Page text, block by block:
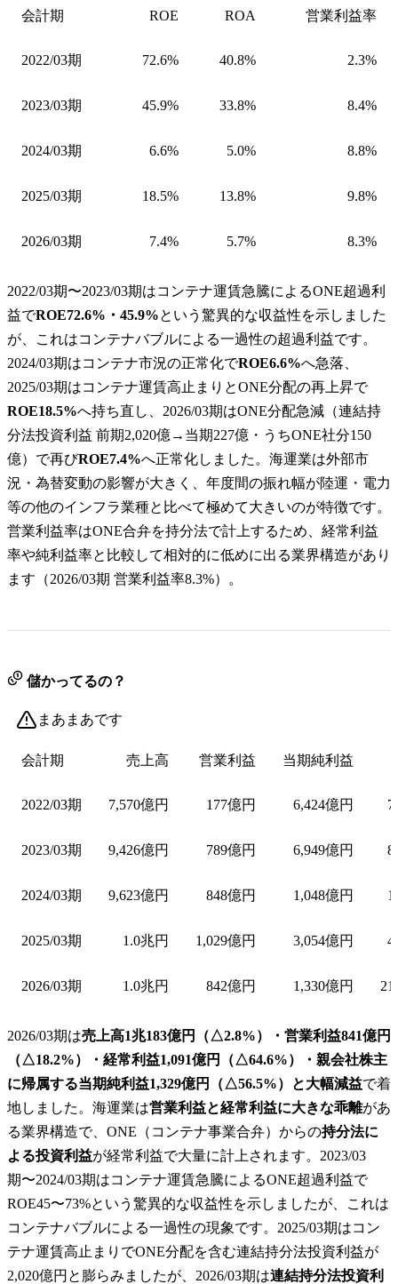
会計期 ROE ROA 営業利益率
2022/03期 72.6% 40.8% 2.3%
2023/03期 45.9% 33.8% 8.4%
2024/03期 6.6% 5.0% 8.8%
2025/03期 18.5% 13.8% 9.8%
2026/03期 7.4% 5.7% 8.3%
2022/03期〜2023/03期はコンテナ運賃急騰によるONE超過利
益でROE72.6%・45.9%という驚異的な収益性を示しました
が、これはコンテナバブルによる一過性の超過利益です。
2024/03期はコンテナ市況の正常化でROE6.6%へ急落、
2025/03期はコンテナ運賃高止まりとONE分配の再上昇で
ROE18.5%へ持ち直し、2026/03期はONE分配急減（連結持
分法投資利益 前期2,020億→当期227億・うちONE社分150
億）で再びROE7.4%へ正常化しました。海運業は外部市
況・為替変動の影響が大きく、年度間の振れ幅が陸運・電力
等の他のインフラ業種と比べて極めて大きいのが特徴です。
営業利益率はONE合弁を持分法で計上するため、経常利益
率や純利益率と比較して相対的に低めに出る業界構造があり
ます（2026/03期 営業利益率8.3%）。
儲かってるの？
まあまあです
会計期 売上高 営業利益 当期純利益
2022/03期 7,570億円 177億円 6,424億円
2023/03期 9,426億円 789億円 6,949億円
2024/03期 9,623億円 848億円 1,048億円
2025/03期 1.0兆円 1,029億円 3,054億円
2026/03期 1.0兆円 842億円 1,330億円
2026/03期は売上高1兆183億円（△2.8%）・営業利益841億円
（△18.2%）・経常利益1,091億円（△64.6%）・親会社株主
に帰属する当期純利益1,329億円（△56.5%）と大幅減益で着
地しました。海運業は営業利益と経常利益に大きな乖離があ
る業界構造で、ONE（コンテナ事業合弁）からの持分法に
よる投資利益が経常利益で大量に計上されます。2023/03
期〜2024/03期はコンテナ運賃急騰によるONE超過利益で
ROE45〜73%という驚異的な収益性を示しましたが、これは
コンテナバブルによる一過性の現象です。2025/03期はコン
テナ運賃高止まりでONE分配を含む連結持分法投資利益が
2,020億円と膨らみましたが、2026/03期は連結持分法投資利